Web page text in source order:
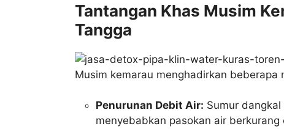
Tantangan Khas Musim
Tangga
Musim kemarau menghadirkan
Penurunan Debit Air: Sumur
menyebabkan pasokan air